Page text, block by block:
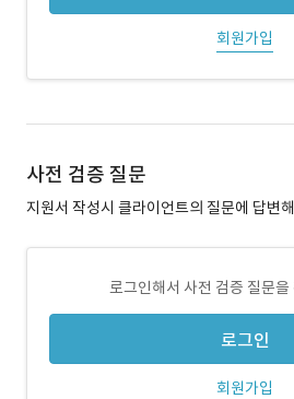
회원가입
사전 검증 질문
지원서 작성시 클라이언트의 질문에 답변
로그인해서 사전 검증 질문을
로그인
회원가입